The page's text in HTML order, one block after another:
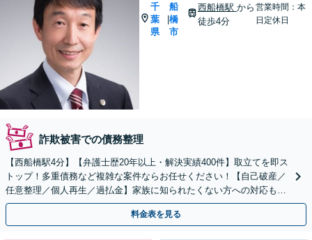
千
葉
県
|
船
橋
市
西船橋駅 から
徒歩4分
営業時間：本
日定休日
詐欺被害での債務整理
【西船橋駅4分】【弁護士歴20年以上・解決実績400件】取立てを即ス
トップ！多重債務など複雑な案件ならお任せください！【自己破産／
任意整理／個人再生／過払金】家族に知られたくない方への対応も可
【破産管財人の経験有】【企業勤め経験有の弁護士】
料金表を見る